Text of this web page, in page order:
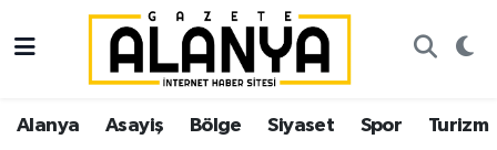
Alanya Asayiş Bölge Siyaset Spor Turizm
Alanya
Asayiş
İstanbul Nöbetçi Eczaneler
İstanbul Hava Durumu